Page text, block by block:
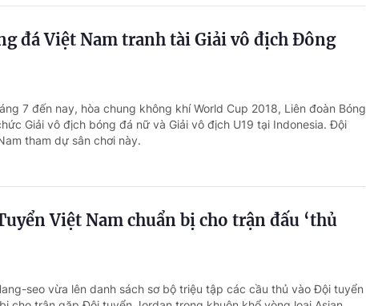
đá Việt Nam tranh tài Giải vô địch Đông
7 đến nay, hòa chung không khí World Cup 2018, Liên đoàn Bóng
Giải vô địch bóng đá nữ và Giải vô địch U19 tại Indonesia. Đội
tham dự sân chơi này.
Việt Nam chuẩn bị cho trận đấu ‘thủ
seo vừa lên danh sách sơ bộ triệu tập các cầu thủ vào Đội tuyển